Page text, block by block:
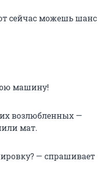
сейчас можешь шанс
машину!
возлюбленных —
мат.
— спрашивает